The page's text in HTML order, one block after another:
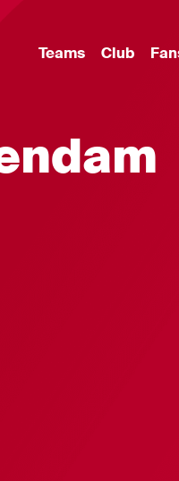
Teams Club